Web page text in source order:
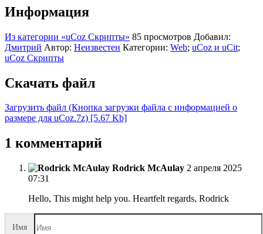
Информация
Из категории «uCoz Скрипты» 85 просмотров Добавил:
Дмитрий Автор: Неизвестен Категории: Web; uCoz и uCit;
uCoz Скрипты
Скачать файл
Загрузить файл (Кнопка загрузки файла с информацией о
размере для uCoz.7z) [5.67 Kb]
1 комментарий
Rodrick McAulay 2 апреля 2025
07:31
Hello, This might help you. Heartfelt regards, Rodrick
Имя